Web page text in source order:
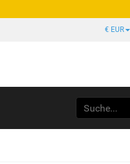
€ EUR